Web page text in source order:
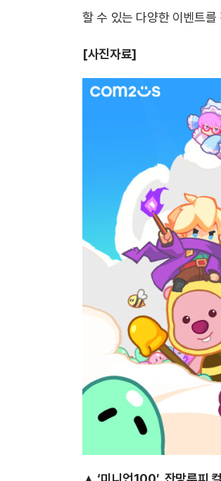
할 수 있는 다양한 이벤트
[사진자료]